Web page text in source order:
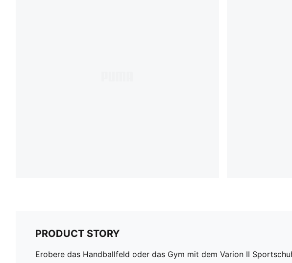
PRODUCT STORY
Erobere das Handballfeld oder das Gym mit dem Varion II